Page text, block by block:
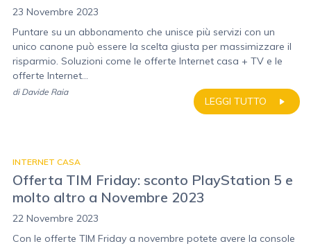
23 Novembre 2023
Puntare su un abbonamento che unisce più servizi con un
unico canone può essere la scelta giusta per massimizzare il
risparmio. Soluzioni come le offerte Internet casa + TV e le
offerte Internet...
LEGGI TUTTO
di Davide Raia
INTERNET CASA
Offerta TIM Friday: sconto PlayStation 5 e
molto altro a Novembre 2023
22 Novembre 2023
Con le offerte TIM Friday a novembre potete avere la console